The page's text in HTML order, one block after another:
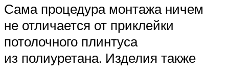
Сама процедура монтажа ничем
не отличается от приклейки
потолочного плинтуса
из полиуретана. Изделия также